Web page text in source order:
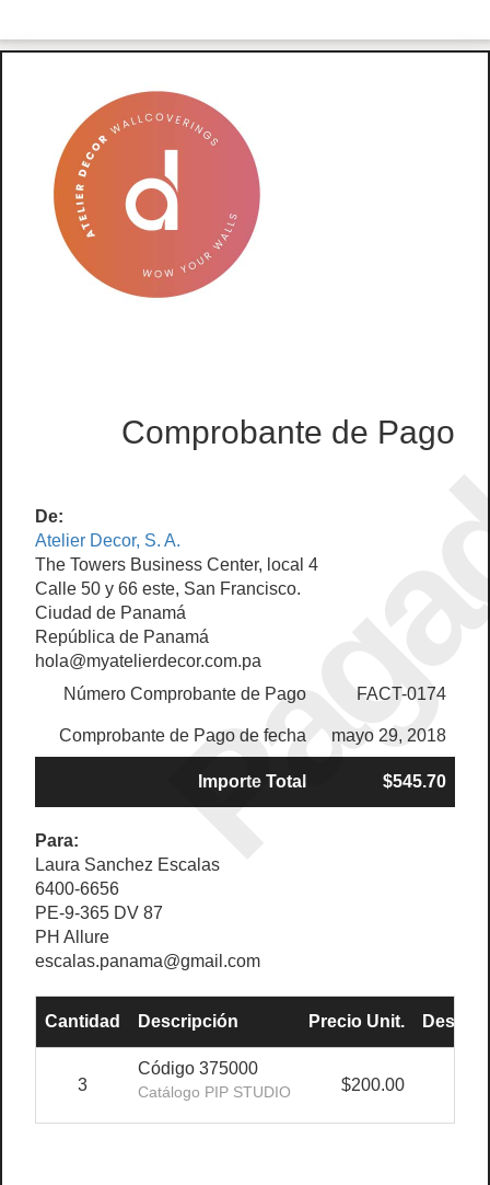
Comprobante de Pago
De:
Atelier Decor, S. A.
The Towers Business Center, local 4
Calle 50 y 66 este, San Francisco.
Ciudad de Panamá
República de Panamá
hola@myatelierdecor.com.pa
Número Comprobante de Pago
FACT-0174
Comprobante de Pago de fecha mayo 29, 2018
Importe Total $545.70
Para:
Laura Sanchez Escalas
6400-6656
PE-9-365 DV 87
PH Allure
escalas.panama@gmail.com
Cantidad Descripción Precio Unit.
3
Código 375000
Catálogo PIP STUDIO $200.00